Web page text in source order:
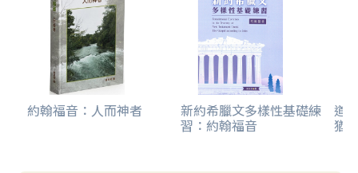
約翰福音：人而神者 新約希臘文多樣性基礎練
習：約翰福音
道
猶